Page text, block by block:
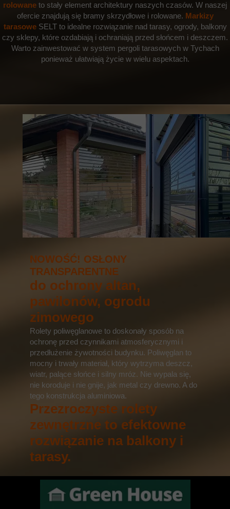
rolowane to stały element architektury naszych czasów. W naszej
ofercie znajdują się bramy skrzydłowe i rolowane. Markizy
tarasowe SELT to idealne rozwiązanie nad tarasy, ogrody, balkony
czy sklepy, które ozdabiają i ochraniają przed słońcem i deszczem.
Warto zainwestować w system pergoli tarasowych w Tychach
ponieważ ułatwiają życie w wielu aspektach.
NOWOŚĆ! OSŁONY
TRANSPARENTNE
do ochrony altan,
pawilonów, ogrodu
zimowego
Rolety poliwęglanowe to doskonały sposób na
ochronę przed czynnikami atmosferycznymi i
przedłużenie żywotności budynku. Poliwęglan to
mocny i trwały materiał, który wytrzyma deszcz,
wiatr, palące słońce i silny mróz. Nie wypala się,
nie koroduje i nie gnije, jak metal czy drewno. A do
tego konstrukcja aluminiowa.
Przezroczyste rolety
zewnętrzne to efektowne
rozwiązanie na balkony i
tarasy.